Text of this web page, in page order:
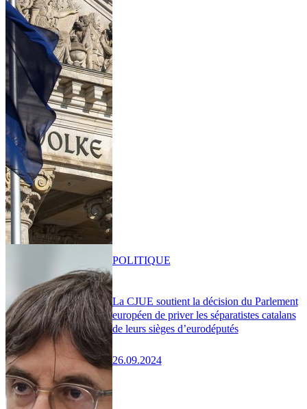
La CJUE soutient la décision du Parlement
européen de priver les séparatistes catalans
de leurs sièges d’eurodéputés
26.09.2024
POLITIQUE